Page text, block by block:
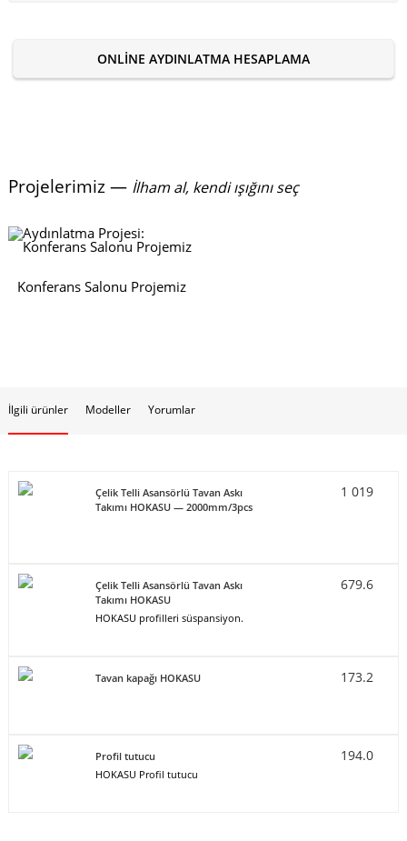
ONLINE AYDINLATMA HESAPLAMA
Projelerimiz — İlham al, kendi ışığını seç
Konferans Salonu Projemiz
İlgili ürünler Modeller Yorumlar
Çelik Telli Asansörlü Tavan Askı
Takımı HOKASU — 2000mm/3pcs
1 019
Çelik Telli Asansörlü Tavan Askı
Takımı HOKASU
HOKASU profilleri süspansiyon.
679.6
Tavan kapağı HOKASU 173.2
Profil tutucu
HOKASU Profil tutucu
194.0